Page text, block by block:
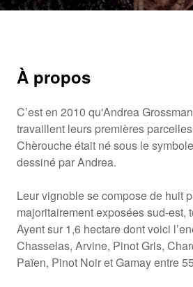
À propos
C’est en 2010 qu'Andrea
travaillent leurs premières
Chèrouche était né sous le
dessiné par Andrea.
Leur vignoble se compose de huit
majoritairement exposées sud-est,
Ayent sur 1,6 hectare dont voici
Chasselas, Arvine, Pinot Gris,
Païen, Pinot Noir et Gamay entre